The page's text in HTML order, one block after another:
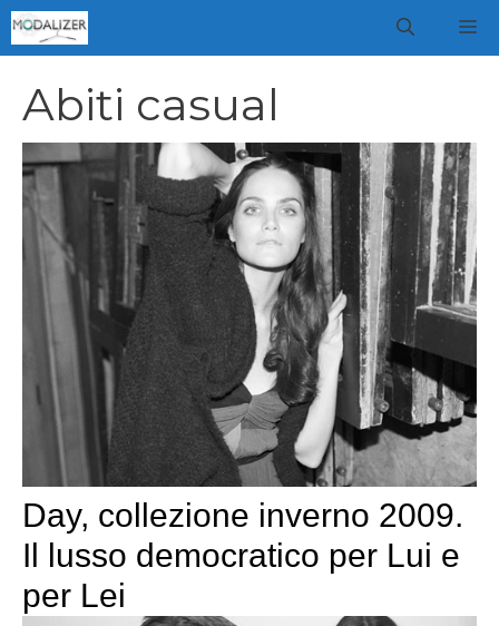
Vai
al
Abiti casual
Day, collezione inverno 2009.
Il lusso democratico per Lui e
per Lei